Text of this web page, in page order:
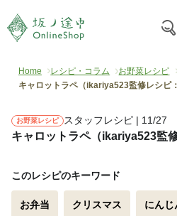
Home レシピ・コラム お野菜レシピ
キャロットラペ（ikariya523監修レシピ
お野菜レシピ スタッフレシピ | 11/27
キャロットラペ（ikariya523監
このレシピのキーワード
お弁当 クリスマス にんじ